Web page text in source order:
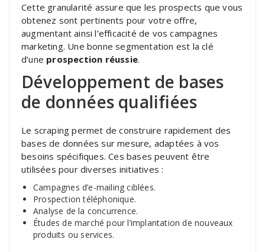
Cette granularité assure que les prospects que vous
obtenez sont pertinents pour votre offre,
augmentant ainsi l’efficacité de vos campagnes
marketing. Une bonne segmentation est la clé
d’une prospection réussie.
Développement de bases
de données qualifiées
Le scraping permet de construire rapidement des
bases de données sur mesure, adaptées à vos
besoins spécifiques. Ces bases peuvent être
utilisées pour diverses initiatives :
Campagnes d’e-mailing ciblées.
Prospection téléphonique.
Analyse de la concurrence.
Études de marché pour l’implantation de nouveaux
produits ou services.